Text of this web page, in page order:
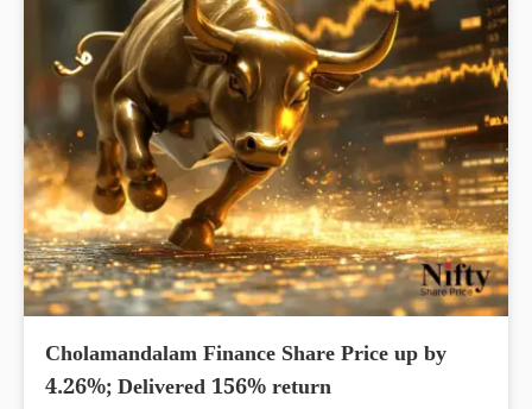
Cholamandalam Finance Share Price up by
4.26%; Delivered 156% return